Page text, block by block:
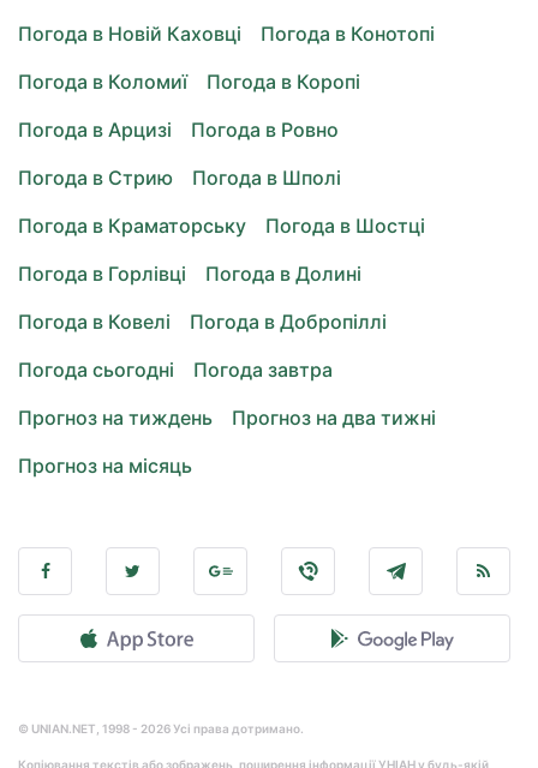
Погода в Новій Каховці
Погода в Конотопі
Погода в Коломиї
Погода в Коропі
Погода в Арцизі
Погода в Ровно
Погода в Стрию
Погода в Шполі
Погода в Краматорську
Погода в Шостці
Погода в Горлівці
Погода в Долині
Погода в Ковелі
Погода в Добропіллі
Погода сьогодні
Погода завтра
Прогноз на тиждень
Прогноз на два тижні
Прогноз на місяць
© UNIAN.NET, 1998 - 2026 Усі права дотримано.
Копіювання текстів або зображень, поширення інформації УНІАН у будь-якій